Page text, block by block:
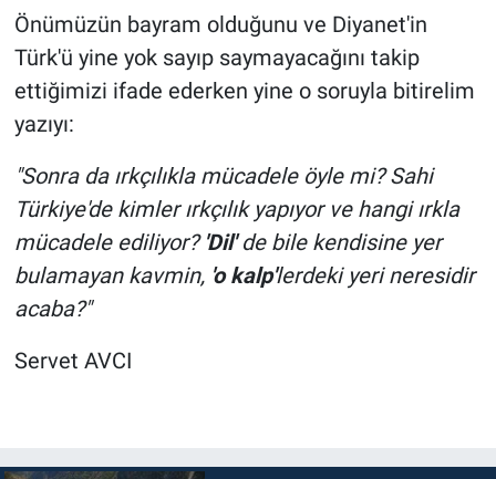
Önümüzün bayram olduğunu ve Diyanet'in
Türk'ü yine yok sayıp saymayacağını takip
ettiğimizi ifade ederken yine o soruyla bitirelim
yazıyı:
"Sonra da ırkçılıkla mücadele öyle mi? Sahi
Türkiye'de kimler ırkçılık yapıyor ve hangi ırkla
mücadele ediliyor? 'Dil'de bile kendisine yer
bulamayan kavmin, 'o kalp'lerdeki yeri neresidir
acaba?"
Servet AVCI